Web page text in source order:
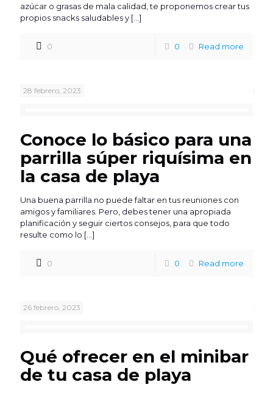
azúcar o grasas de mala calidad, te proponemos crear tus
propios snacks saludables y […]
0 0 Read more
28 febrero, 2023
Conoce lo básico para una
parrilla súper riquísima en
la casa de playa
Una buena parrilla no puede faltar en tus reuniones con
amigos y familiares. Pero, debes tener una apropiada
planificación y seguir ciertos consejos, para que todo
resulte como lo […]
0 0 Read more
26 febrero, 2023
Qué ofrecer en el minibar
de tu casa de playa